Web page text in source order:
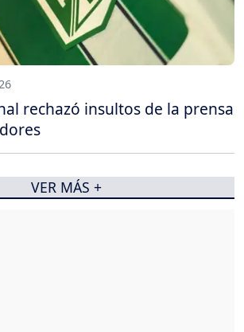
rechazó insultos de la prensa
VER MÁS +